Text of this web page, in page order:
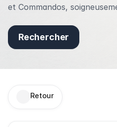
et Commandos,
Rechercher
Retour